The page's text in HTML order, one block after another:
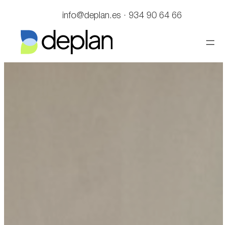
contenido
info@deplan.es · 934 90 64 66